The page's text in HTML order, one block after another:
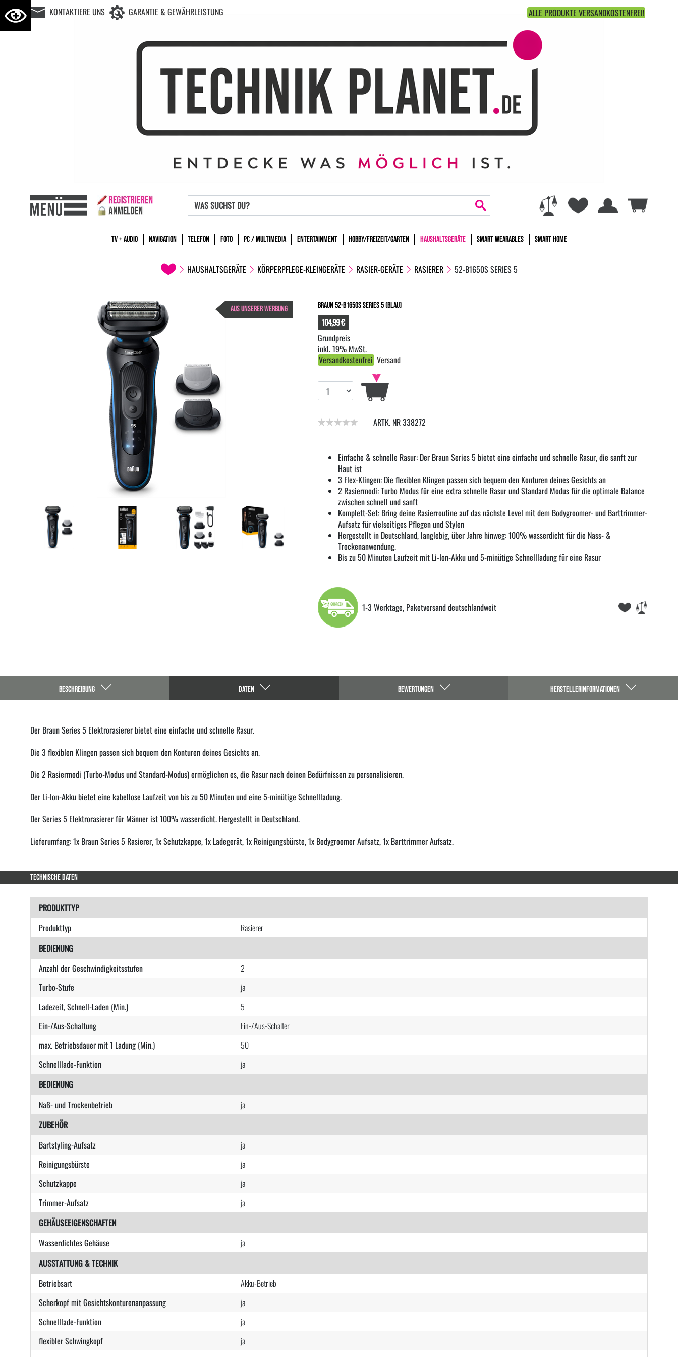
KONTAKTIERE UNS GARANTIE & GEWÄHRLEISTUNG ALLE PRODUKTE VERSANDKOSTENFREI!
TV + AUDIO NAVIGATION TELEFON FOTO PC / MULTIMEDIA ENTERTAINMENT HOBBY/FREIZEIT/GARTEN HAUSHALTSGERÄTE SMART WEARABLES SMART HOME
HAUSHALTSGERÄTE KÖRPERPFLEGE-KLEINGERÄTE RASIER-GERÄTE RASIERER 52-B1650S SERIES 5
AUS UNSERER WERBUNG Braun 52-B1650s Series 5 (blau)
ARTK. NR 338272
Einfache & schnelle Rasur: Der Braun Series 5 bietet eine einfache und schnelle Rasur, die sanft zur
Haut ist
3 Flex-Klingen: Die flexiblen Klingen passen sich bequem den Konturen deines Gesichts an
2 Rasiermodi: Turbo Modus für eine extra schnelle Rasur und Standard Modus für die optimale Balance
zwischen schnell und sanft
Komplett-Set: Bring deine Rasierroutine auf das nächste Level mit dem Bodygroomer- und Barttrimmer-
Aufsatz für vielseitiges Pflegen und Stylen
Hergestellt in Deutschland, langlebig, über Jahre hinweg: 100% wasserdicht für die Nass- &
Trockenanwendung.
Bis zu 50 Minuten Laufzeit mit Li-Ion-Akku und 5-minütige Schnellladung für eine Rasur
1-3 Werktage, Paketversand deutschlandweit
104,99 €
inkl. 19% MwSt.
Versandkostenfrei Versand
BESCHREIBUNG DATEN BEWERTUNGEN HERSTELLERINFORMATIONEN
Der Braun Series 5 Elektrorasierer bietet eine einfache und schnelle Rasur.
Die 3 flexiblen Klingen passen sich bequem den Konturen deines Gesichts an.
Die 2 Rasiermodi (Turbo-Modus und Standard-Modus) ermöglichen es, die Rasur nach deinen Bedürfnissen zu personalisieren.
Der Li-Ion-Akku bietet eine kabellose Laufzeit von bis zu 50 Minuten und eine 5-minütige Schnellladung.
Der Series 5 Elektrorasierer für Männer ist 100% wasserdicht. Hergestellt in Deutschland.
Lieferumfang: 1x Braun Series 5 Rasierer, 1x Schutzkappe, 1x Ladegerät, 1x Reinigungsbürste, 1x Bodygroomer Aufsatz, 1x Barttrimmer Aufsatz.
TECHNISCHE DATEN
PRODUKTTYP
Produkttyp
Rasierer
BEDIENUNG
Anzahl der Geschwindigkeitsstufen
2
Turbo-Stufe
ja
Ladezeit, Schnell-Laden (Min.)
5
Ein-/Aus-Schaltung
Ein-/Aus-Schalter
max. Betriebsdauer mit 1 Ladung (Min.)
50
Schnelllade-Funktion
ja
BEDIENUNG
Naß- und Trockenbetrieb
ja
ZUBEHÖR
Bartstyling-Aufsatz
ja
Reinigungsbürste
ja
Schutzkappe
ja
Trimmer-Aufsatz
ja
GEHÄUSEEIGENSCHAFTEN
Wasserdichtes Gehäuse
ja
AUSSTATTUNG & TECHNIK
Betriebsart
Akku-Betrieb
Scherkopf mit Gesichtskonturenanpassung
ja
Schnelllade-Funktion
ja
flexibler Schwingkopf
ja